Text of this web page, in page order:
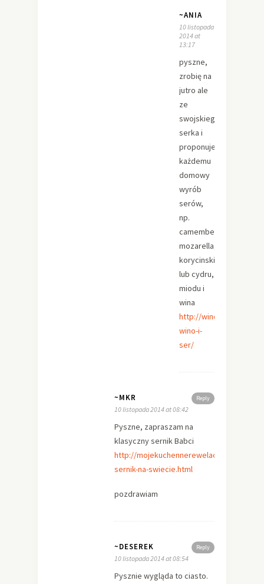
~ANIA
10 listopada
2014 at
13:17
pyszne,
zrobię na
jutro ale
ze
swojskiego
serka i
proponuje
każdemu
domowy
wyrób
serów,
np.
camembert,
mozarella,
korycinskiego
lub cydru,
miodu i
wina
http://winoiser.com/
wino-i-
ser/
Reply
~MKR
10 listopada 2014 at 08:42
Pyszne, zapraszam na
klasyczny sernik Babci
http://
sernik-na-swiecie.html
pozdrawiam
Reply
~DESEREK
10 listopada 2014 at 08:54
Pysznie wygląda to ciasto.